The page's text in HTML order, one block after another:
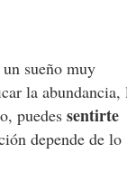
sueño muy
la abundancia,
puedessentirte
depende de lo